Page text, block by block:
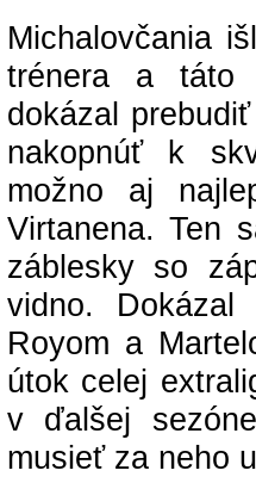
Michalovčania
trénera a táto
dokázal
nakopnúť k
možno aj
Virtanena. Ten
záblesky so
vidno.
Royom a
útok celej
v ďalšej
musieť za neho